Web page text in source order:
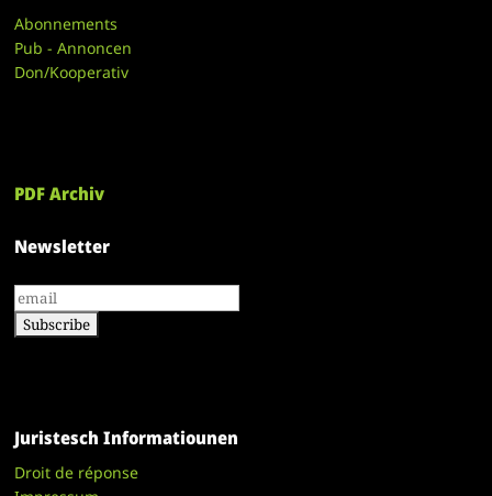
Abonnements
Pub - Annoncen
Don/Kooperativ
PDF Archiv
Newsletter
Juristesch Informatiounen
Droit de réponse